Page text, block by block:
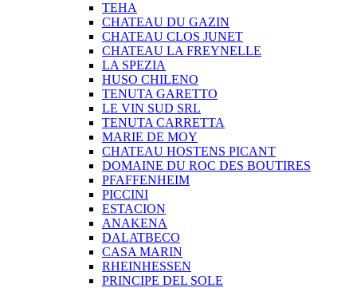
TEHA
CHATEAU DU GAZIN
CHATEAU CLOS JUNET
CHATEAU LA FREYNELLE
LA SPEZIA
HUSO CHILENO
TENUTA GARETTO
LE VIN SUD SRL
TENUTA CARRETTA
MARIE DE MOY
CHATEAU HOSTENS PICANT
DOMAINE DU ROC DES BOUTIRES
PFAFFENHEIM
PICCINI
ESTACION
ANAKENA
DALATBECO
CASA MARIN
RHEINHESSEN
PRINCIPE DEL SOLE